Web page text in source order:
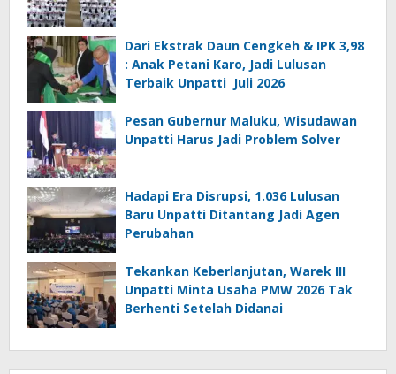
Dari Ekstrak Daun Cengkeh & IPK 3,98
: Anak Petani Karo, Jadi Lulusan
Terbaik Unpatti Juli 2026
Pesan Gubernur Maluku, Wisudawan
Unpatti Harus Jadi Problem Solver
Hadapi Era Disrupsi, 1.036 Lulusan
Baru Unpatti Ditantang Jadi Agen
Perubahan
Tekankan Keberlanjutan, Warek III
Unpatti Minta Usaha PMW 2026 Tak
Berhenti Setelah Didanai